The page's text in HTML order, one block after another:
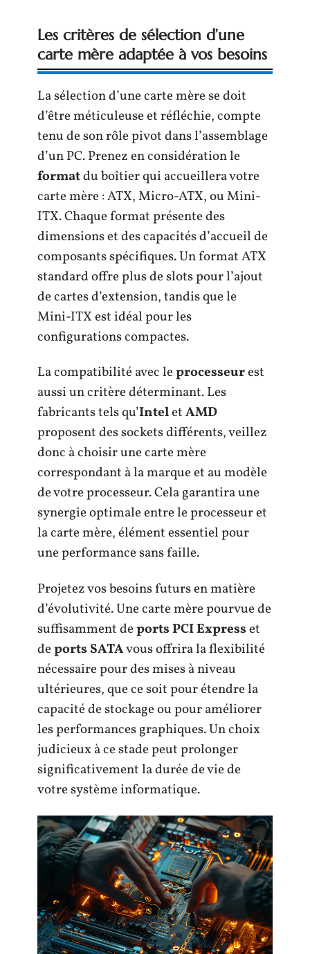
Les critères de sélection d’une
carte mère adaptée à vos besoins
La sélection d’une carte mère se doit
d’être méticuleuse et réfléchie, compte
tenu de son rôle pivot dans l’assemblage
d’un PC. Prenez en considération le
formatdu boîtier qui accueillera votre
carte mère : ATX, Micro-ATX, ou Mini-
ITX. Chaque format présente des
dimensions et des capacités d’accueil de
composants spécifiques. Un format ATX
standard offre plus de slots pour l’ajout
de cartes d’extension, tandis que le
Mini-ITX est idéal pour les
configurations compactes.
La compatibilité avec leprocesseurest
aussi un critère déterminant. Les
fabricants tels qu’InteletAMD
proposent des sockets différents, veillez
donc à choisir une carte mère
correspondant à la marque et au modèle
de votre processeur. Cela garantira une
synergie optimale entre le processeur et
la carte mère, élément essentiel pour
une performance sans faille.
Projetez vos besoins futurs en matière
d’évolutivité. Une carte mère pourvue de
suffisamment deports PCI Expresset
deports SATAvous offrira la flexibilité
nécessaire pour des mises à niveau
ultérieures, que ce soit pour étendre la
capacité de stockage ou pour améliorer
les performances graphiques. Un choix
judicieux à ce stade peut prolonger
significativement la durée de vie de
votre système informatique.